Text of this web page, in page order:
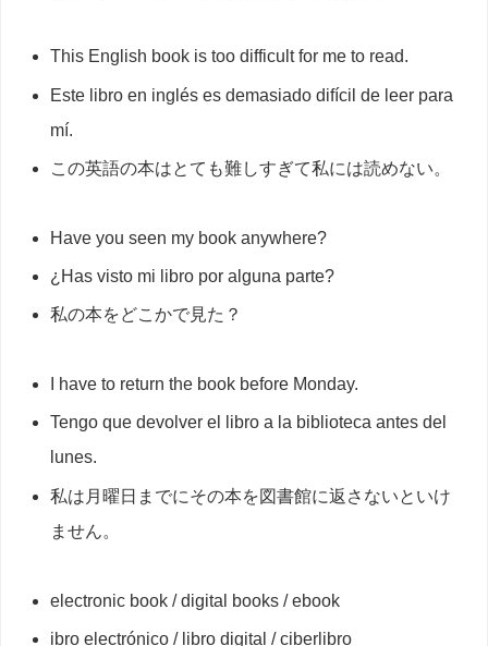
This English book is too difficult for me to read.
Este libro en inglés es demasiado difícil de leer para
mí.
この英語の本はとても難しすぎて私には読めない。
Have you seen my book anywhere?
¿Has visto mi libro por alguna parte?
私の本をどこかで見た？
I have to return the book before Monday.
Tengo que devolver el libro a la biblioteca antes del
lunes.
私は月曜日までにその本を図書館に返さないといけ
ません。
electronic book / digital books / ebook
ibro electrónico / libro digital / ciberlibro